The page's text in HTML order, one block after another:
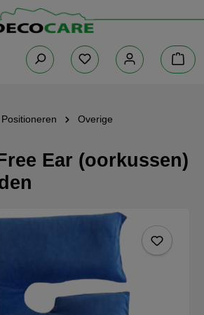
Positioneren Overige
Ear (oorkussen)